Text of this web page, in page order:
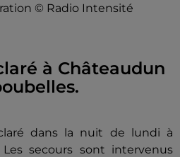
© Radio Intensité
à Châteaudun
dans la nuit de lundi à
secours sont intervenus